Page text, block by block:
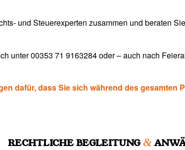
und Steuerexperten zusammen und beraten
unter 00353 71 9163284 oder – auch nach
dafür, dass Sie sich während des gesamten
RECHTLICHE BEGLEITUNG&